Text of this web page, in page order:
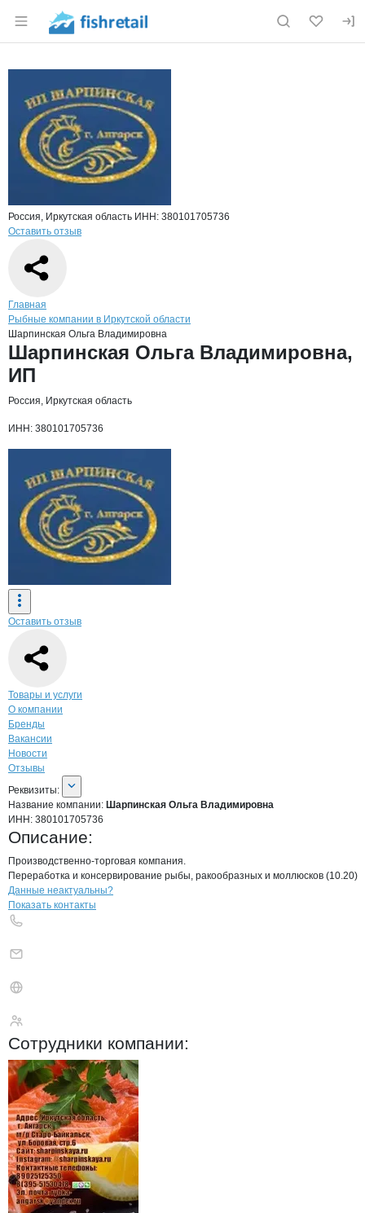
Раздел навигации по сайту fishretail.ru
Страница компании
Россия, Иркутская область ИНН: 380101705736
Оставить отзыв
Навигация по сайту
Главная
Рыбные компании в Иркутской области
Шарпинская Ольга Владимировна
Основная информация о компании
Шарпинская Ольга Владимировна,
ИП
Россия, Иркутская область
ИНН: 380101705736
Оставить отзыв
Навигация по странице
Товары и услуги
О компании
Бренды
Вакансии
Новости
Отзывы
О компании
Реквизиты
Реквизиты:
Название компании: Шарпинская Ольга Владимировна
ИНН: 380101705736
Описание:
Производственно-торговая компания.
Переработка и консервирование рыбы, ракообразных и моллюсков (10.20)
Контактыкомпании
+7(800)000-00-..
Данные неактуальны?
Показать контакты
Сотрудники компании: